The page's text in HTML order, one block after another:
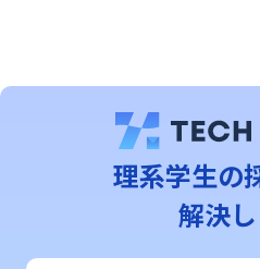
理系学⽣の
解決